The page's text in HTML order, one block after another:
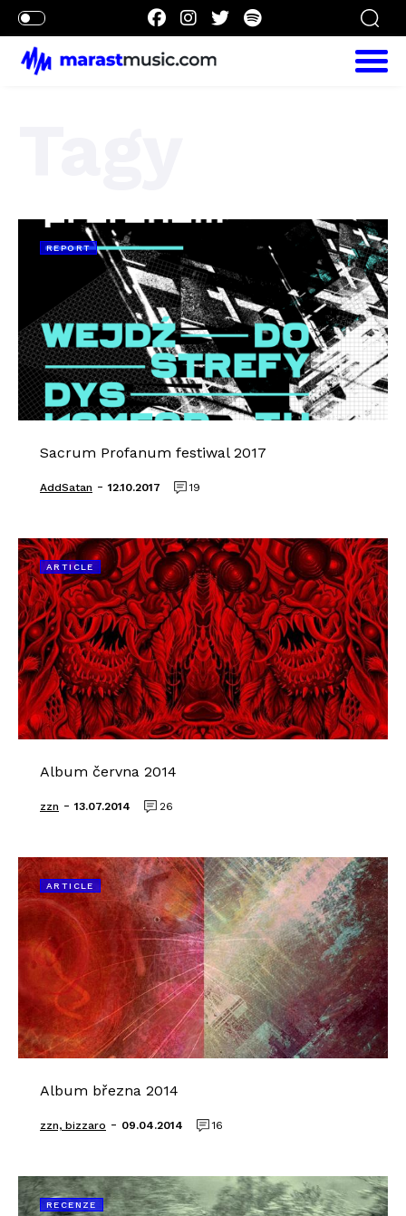
REPORT
Sacrum Profanum festiwal 2017
AddSatan - 12.10.2017 19
ARTICLE
Album června 2014
zzn - 13.07.2014 26
ARTICLE
Album března 2014
zzn, bizzaro - 09.04.2014 16
RECENZE